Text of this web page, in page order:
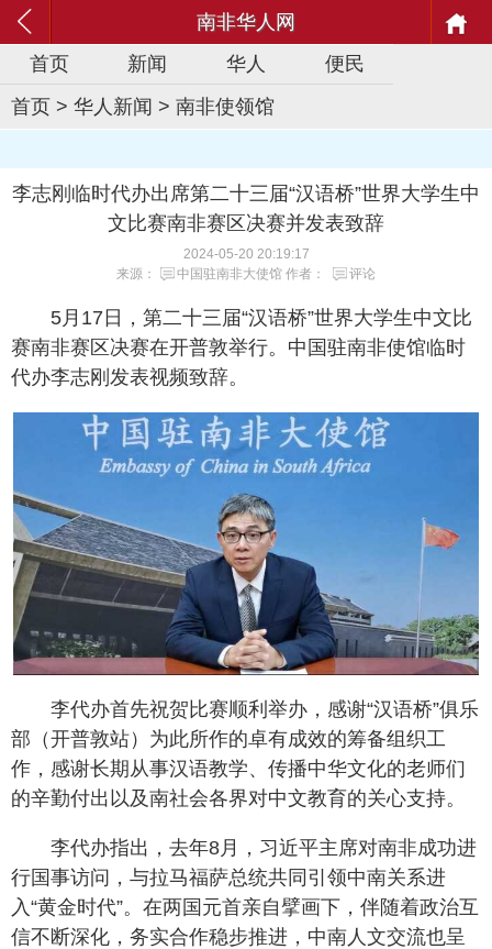
南非华人网
首页
新闻 华人
便民
首页 > 华人新闻 > 南非使领馆
李志刚临时代办出席第二十三届“汉语桥”世界大学生中
文比赛南非赛区决赛并发表致辞
2024-05-20 20:19:17
来源：
中国驻南非大使馆 作者： 评论
5月17日，第二十三届“汉语桥”世界大学生中文比
赛南非赛区决赛在开普敦举行。中国驻南非使馆临时
代办李志刚发表视频致辞。
李代办首先祝贺比赛顺利举办，感谢“汉语桥”俱乐
部（开普敦站）为此所作的卓有成效的筹备组织工
作，感谢长期从事汉语教学、传播中华文化的老师们
的辛勤付出以及南社会各界对中文教育的关心支持。
李代办指出，去年8月，习近平主席对南非成功进
行国事访问，与拉马福萨总统共同引领中南关系进
入“黄金时代”。在两国元首亲自擘画下，伴随着政治互
信不断深化，务实合作稳步推进，中南人文交流也呈